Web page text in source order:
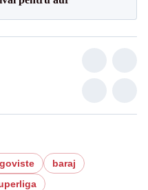
baraj